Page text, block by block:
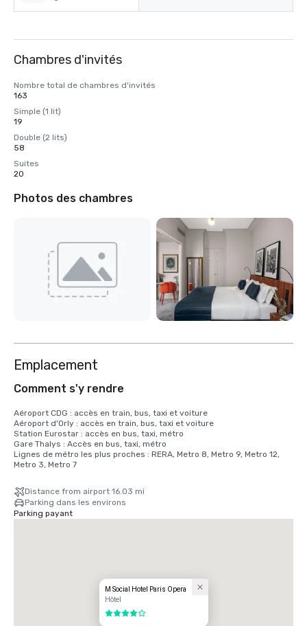
Chambres d'invités
Nombre total de chambres d'invités
163
Simple (1 lit)
19
Double (2 lits)
58
Suites
20
Photos des chambres
Emplacement
Comment s'y rendre
Aéroport CDG : accès en train, bus, taxi et voiture
Aéroport d'Orly : accès en train, bus, taxi et voiture
Station Eurostar : accès en bus, taxi, métro
Gare Thalys : Accès en bus, taxi, métro
Lignes de métro les plus proches : RERA, Metro 8, Metro 9, Metro 12,
Metro 3, Metro 7
Distance from airport 16.03 mi
Parking dans les environs
Parking payant
M Social Hotel Paris Opera
Hôtel
4 sur 5